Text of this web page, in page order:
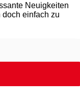
Neuigkeiten
einfach zu